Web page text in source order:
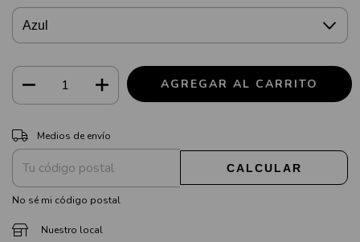
Entregas para el CP:
Medios de envío
CALCULAR
No sé mi código postal
Nuestro local